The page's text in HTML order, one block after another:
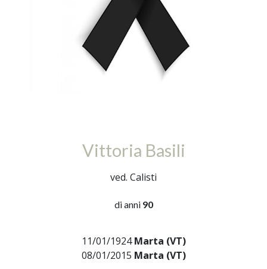
Vittoria Basili
ved. Calisti
di anni 90
11/01/1924Marta (VT)
08/01/2015 Marta (VT)